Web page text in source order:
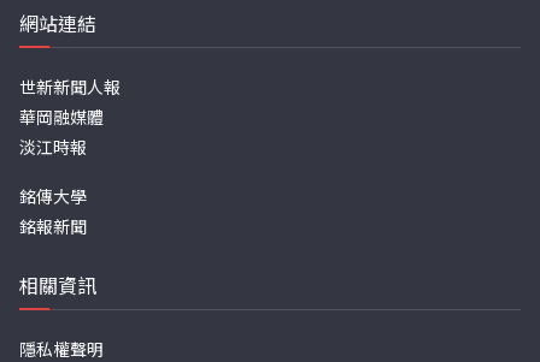
網站連結
世新新聞人報
華岡融媒體
淡江時報
銘傳大學
銘報新聞
相關資訊
隱私權聲明